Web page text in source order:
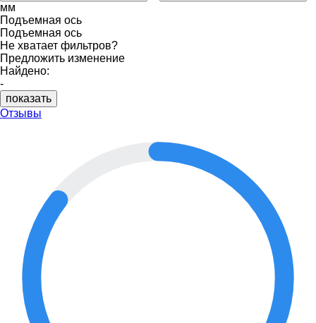
мм
Подъемная ось
Подъемная ось
Не хватает фильтров?
Предложить изменение
Найдено:
-
показать
Отзывы